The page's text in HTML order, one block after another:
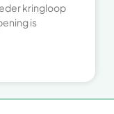
kringloop
is